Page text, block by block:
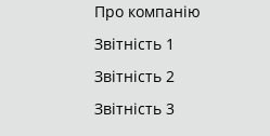
Про компанію
Звітність 1
Звітність 2
Звітність 3